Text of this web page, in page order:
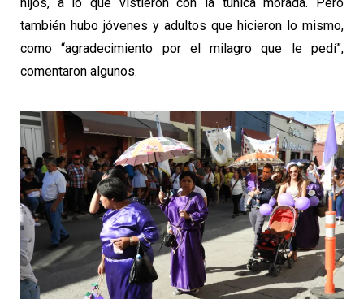
hijos, a lo que vistieron con la túnica morada. Pero
también hubo jóvenes y adultos que hicieron lo mismo,
como “agradecimiento por el milagro que le pedí”,
comentaron algunos.